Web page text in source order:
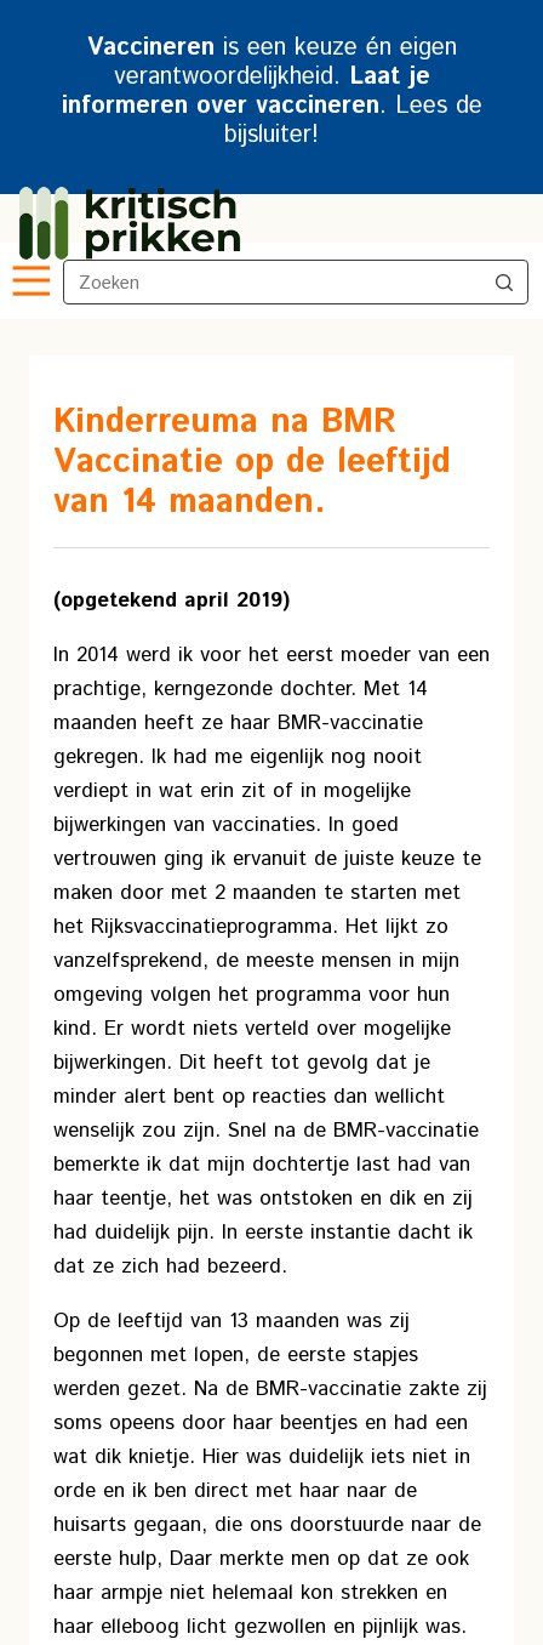
Vaccineren is een keuze én eigen
verantwoordelijkheid. Laat je
informeren over vaccineren. Lees de
bijsluiter!
Kinderreuma na BMR
Vaccinatie op de leeftijd
van 14 maanden.
(opgetekend april 2019)
In 2014 werd ik voor het eerst moeder van een
prachtige, kerngezonde dochter. Met 14
maanden heeft ze haar BMR-vaccinatie
gekregen. Ik had me eigenlijk nog nooit
verdiept in wat erin zit of in mogelijke
bijwerkingen van vaccinaties. In goed
vertrouwen ging ik ervanuit de juiste keuze te
maken door met 2 maanden te starten met
het Rijksvaccinatieprogramma. Het lijkt zo
vanzelfsprekend, de meeste mensen in mijn
omgeving volgen het programma voor hun
kind. Er wordt niets verteld over mogelijke
bijwerkingen. Dit heeft tot gevolg dat je
minder alert bent op reacties dan wellicht
wenselijk zou zijn. Snel na de BMR-vaccinatie
bemerkte ik dat mijn dochtertje last had van
haar teentje, het was ontstoken en dik en zij
had duidelijk pijn. In eerste instantie dacht ik
dat ze zich had bezeerd.
Op de leeftijd van 13 maanden was zij
begonnen met lopen, de eerste stapjes
werden gezet. Na de BMR-vaccinatie zakte zij
soms opeens door haar beentjes en had een
wat dik knietje. Hier was duidelijk iets niet in
orde en ik ben direct met haar naar de
huisarts gegaan, die ons doorstuurde naar de
eerste hulp, Daar merkte men op dat ze ook
haar armpje niet helemaal kon strekken en
haar elleboog licht gezwollen en pijnlijk was.